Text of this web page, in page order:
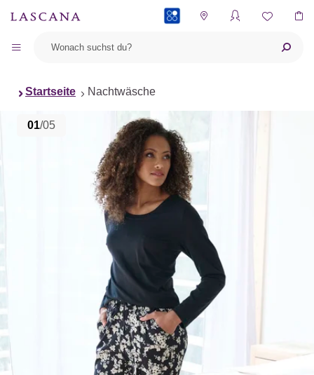
Startseite Nachtwäsche
01/05